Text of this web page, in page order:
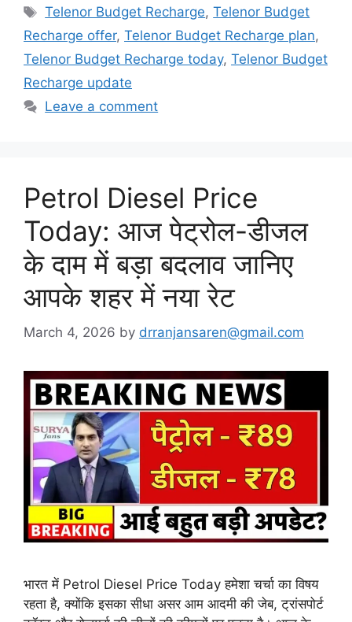
Tags
Telenor Budget Recharge,Telenor Budget
Recharge offer, Telenor Budget Recharge plan,
Telenor Budget Recharge today, Telenor Budget
Recharge update
Leave a comment
Petrol Diesel Price
Today: आज पेट्रोल-डीजल
के दाम में बड़ा बदलाव जानिए
आपके शहर में नया रेट
March 4, 2026 by drranjansaren@gmail.com
भारत में Petrol Diesel Price Today हमेशा चर्चा का विषय
रहता है, क्योंकि इसका सीधा असर आम आदमी की जेब, ट्रांसपोर्ट